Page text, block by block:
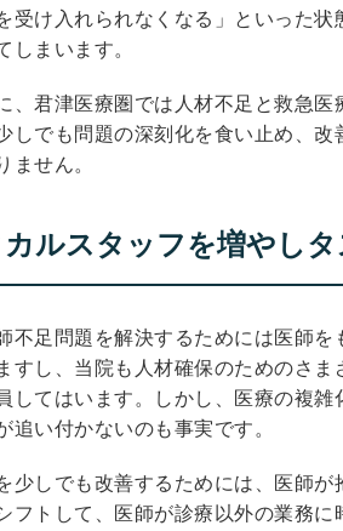
受け入れられなくなる」といった
しまいます。
、君津医療圏では人材不足と救急
しでも問題の深刻化を食い止め、
ません。
ルスタッフを増やし
不足問題を解決するためには医師
すし、当院も人材確保のためのさ
してはいます。しかし、医療の複
追い付かないのも事実です。
少しでも改善するためには、医師
フトして、医師が診療以外の業務